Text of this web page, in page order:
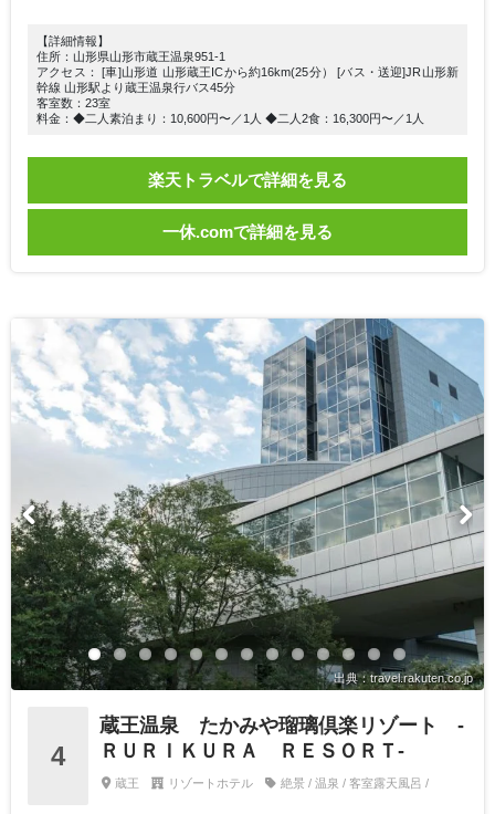
【詳細情報】
住所：山形県山形市蔵王温泉951-1
アクセス： [車]山形道 山形蔵王ICから約16km(25分） [バス・送迎]JR山形新
幹線 山形駅より蔵王温泉行バス45分
客室数：23室
料金：◆二人素泊まり：10,600円〜／1人 ◆二人2食：16,300円〜／1人
楽天トラベルで詳細を見る
一休.comで詳細を見る
出典：travel.rakuten.co.jp
4
蔵王温泉 たかみや瑠璃倶楽リゾート ‐
ＲＵＲＩＫＵＲＡ ＲＥＳＯＲＴ‐
蔵王 リゾートホテル 絶景 / 温泉 / 客室露天風呂 /